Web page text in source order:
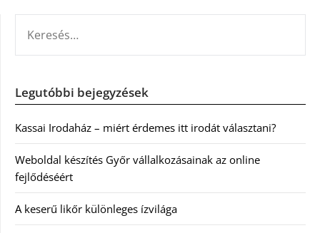
Legutóbbi bejegyzések
Kassai Irodaház – miért érdemes itt irodát választani?
Weboldal készítés Győr vállalkozásainak az online
fejlődéséért
A keserű likőr különleges ízvilága